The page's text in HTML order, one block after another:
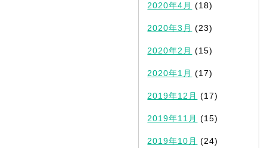
2020年4月 (18)
2020年3月 (23)
2020年2月 (15)
2020年1月 (17)
2019年12月 (17)
2019年11月 (15)
2019年10月 (24)